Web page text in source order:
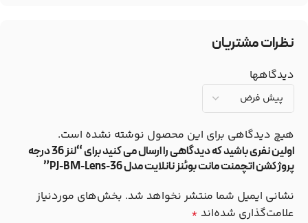
نظرات مشتریان
دیدگاهها
هیچ دیدگاهی برای این محصول نوشته نشده است.
اولین نفری باشید که دیدگاهی را ارسال می کنید برای “لنز 36 درجه
پروژکشن اتچمنت مانت بوئنز نانلایت مدل PJ-BM-Lens-36”
نشانی ایمیل شما منتشر نخواهد شد. بخش‌های موردنیاز
علامت‌گذاری شده‌اند *